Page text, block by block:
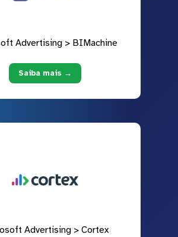
Advertising > BIMachine
Saiba mais →
Advertising > Cortex